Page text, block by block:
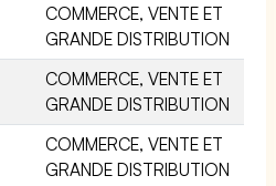
COMMERCE, VENTE ET
GRANDE DISTRIBUTION
COMMERCE, VENTE ET
GRANDE DISTRIBUTION
COMMERCE, VENTE ET
GRANDE DISTRIBUTION